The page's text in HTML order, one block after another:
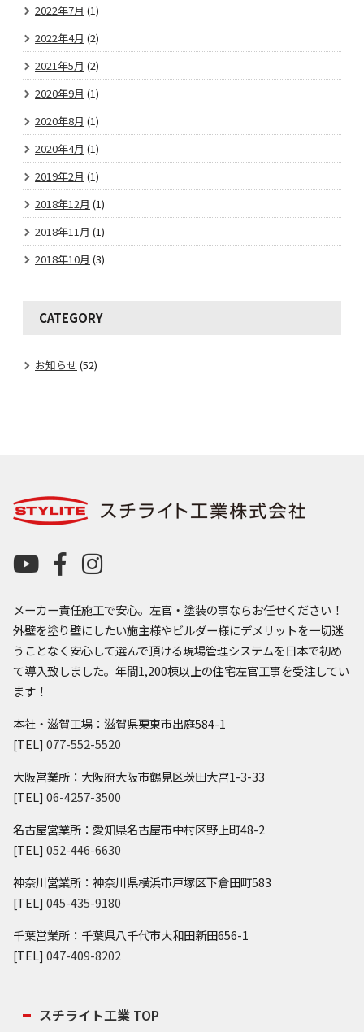
2022年7月 (1)
2022年4月 (2)
2021年5月 (2)
2020年9月 (1)
2020年8月 (1)
2020年4月 (1)
2019年2月 (1)
2018年12月 (1)
2018年11月 (1)
2018年10月 (3)
CATEGORY
お知らせ (52)
メーカー責任施工で安心。左官・塗装の事ならお任せください！
外壁を塗り壁にしたい施主様やビルダー様にデメリットを一切迷
うことなく安心して選んで頂ける現場管理システムを日本で初め
て導入致しました。年間1,200棟以上の住宅左官工事を受注してい
ます！
本社・滋賀工場：滋賀県栗東市出庭584-1
[TEL] 077-552-5520
大阪営業所：大阪府大阪市鶴見区茨田大宮1-3-33
[TEL] 06-4257-3500
名古屋営業所：愛知県名古屋市中村区野上町48-2
[TEL] 052-446-6630
神奈川営業所：神奈川県横浜市戸塚区下倉田町583
[TEL] 045-435-9180
千葉営業所：千葉県八千代市大和田新田656-1
[TEL] 047-409-8202
スチライト工業 TOP